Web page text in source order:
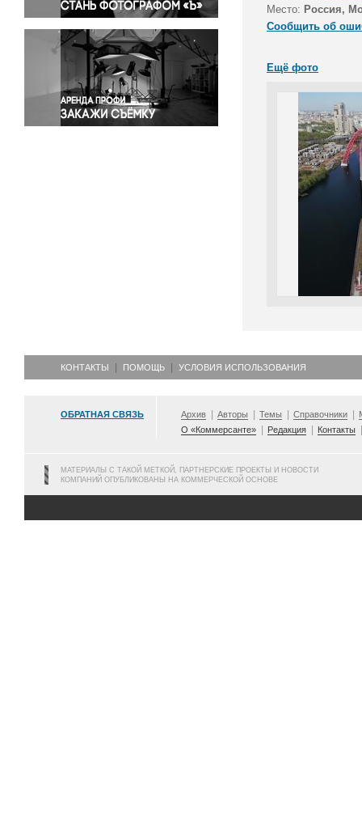
Религия
Светская жизнь
Спорт
Экология
Экономика и бизнес
Место: Россия,
Сообщить об
Ещё фото
КОНТАКТЫ ПОМОЩЬ УСЛОВИЯ ИСПОЛЬЗОВАНИЯ
ОБРАТНАЯ СВЯЗЬ Архив Авторы Темы Справочники
О «Коммерсанте»
Редакция Контакты
МАТЕРИАЛЫ С ТАКОЙ МЕТКОЙ, ПАРТНЕРСКИЕ ПРОЕКТЫ И НОВОСТИ
КОМПАНИЙ ОПУБЛИКОВАНЫ НА КОММЕРЧЕСКОЙ ОСНОВЕ